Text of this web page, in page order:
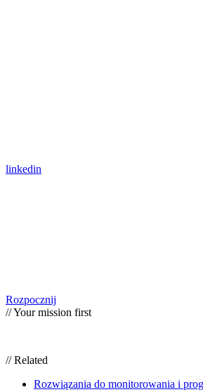
linkedin
Rozpocznij
// Your mission first
// Related
Rozwiązania do monitorowania i